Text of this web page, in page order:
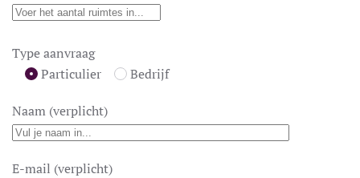
Type aanvraag
Particulier
Bedrijf
Naam (verplicht)
E-mail (verplicht)